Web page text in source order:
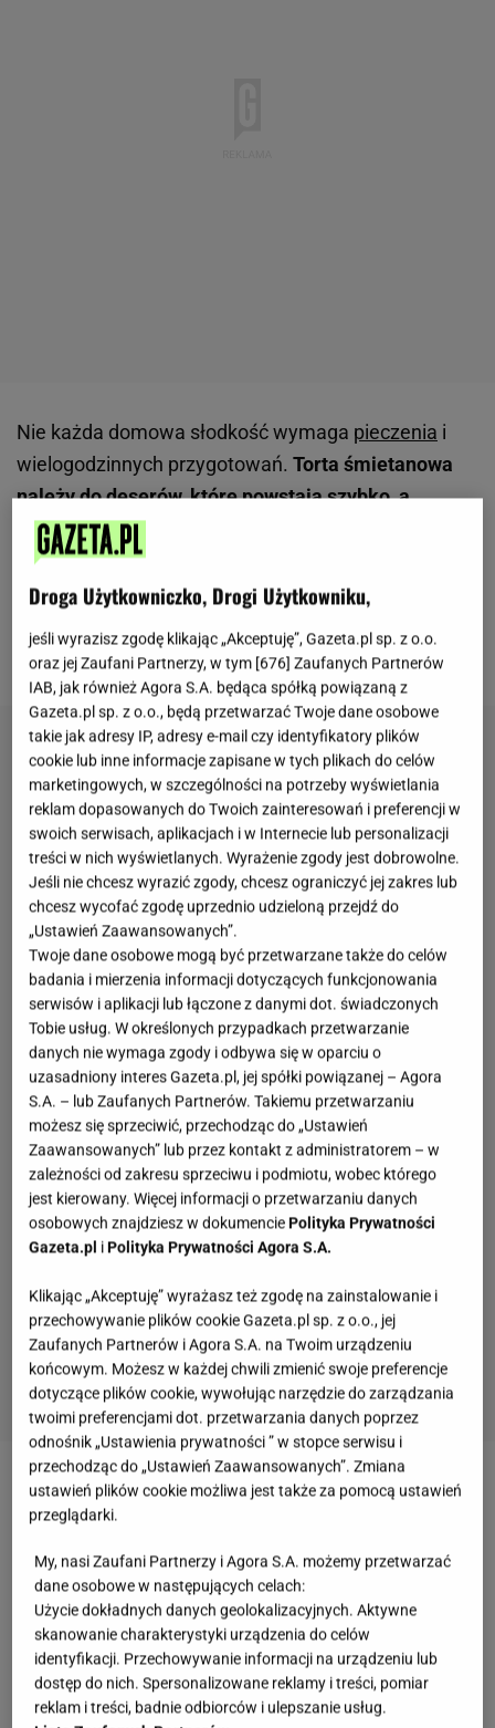
Nie każda domowa słodkość wymaga pieczenia i
wielogodzinnych przygotowań. Torta śmietanowa
należy do deserów, które powstają szybko, a
większość pracy wykonuje chłodzenie w lodówce.
Połączenie kwaśnej śmietany, biszkoptów i owoców
tworzy lekką kompozycję, która sprawdza się
spotkań.
Zobacz wideoCo na grilla? Proponujemy rybę,
ziemniaki z boczkiem oraz słodki deser
Przepis na coś słodkiego z niczego. Ten deser
zachwyca prostotą
Deserybez pieczenia są chętnie wybierane wtedy,
gdy zależy nam na szybkim przygotowaniu czegoś
Droga Użytkowniczko, Drogi Użytkowniku,
jeśli wyrazisz zgodę klikając „Akceptuję”, Gazeta.pl sp. z o.o.
oraz jej Zaufani Partnerzy, w tym [676] Zaufanych Partnerów
IAB, jak również Agora S.A. będąca spółką powiązaną z
Gazeta.pl sp. z o.o., będą przetwarzać Twoje dane osobowe
takie jak adresy IP, adresy e-mail czy identyfikatory plików
cookie lub inne informacje zapisane w tych plikach do celów
marketingowych, w szczególności na potrzeby wyświetlania
reklam dopasowanych do Twoich zainteresowań i preferencji w
swoich serwisach, aplikacjach i w Internecie lub personalizacji
treści w nich wyświetlanych. Wyrażenie zgody jest dobrowolne.
Jeśli nie chcesz wyrazić zgody, chcesz ograniczyć jej zakres lub
chcesz wycofać zgodę uprzednio udzieloną przejdź do
„Ustawień Zaawansowanych”.
Twoje dane osobowe mogą być przetwarzane także do celów
badania i mierzenia informacji dotyczących funkcjonowania
serwisów i aplikacji lub łączone z danymi dot. świadczonych
Tobie usług. W określonych przypadkach przetwarzanie
danych nie wymaga zgody i odbywa się w oparciu o
uzasadniony interes Gazeta.pl, jej spółki powiązanej – Agora
S.A. – lub Zaufanych Partnerów. Takiemu przetwarzaniu
możesz się sprzeciwić, przechodząc do „Ustawień
Zaawansowanych” lub przez kontakt z administratorem – w
zależności od zakresu sprzeciwu i podmiotu, wobec którego
jest kierowany. Więcej informacji o przetwarzaniu danych
osobowych znajdziesz w dokumenciePolityka Prywatności
Gazeta.pl iPolityka Prywatności Agora S.A.
Klikając „Akceptuję” wyrażasz też zgodę na zainstalowanie i
przechowywanie plików cookie Gazeta.pl sp. z o.o., jej
Zaufanych Partnerów i Agora S.A. na Twoim urządzeniu
końcowym. Możesz w każdej chwili zmienić swoje preferencje
dotyczące plików cookie, wywołując narzędzie do zarządzania
twoimi preferencjami dot. przetwarzania danych poprzez
odnośnik „Ustawienia prywatności ” w stopce serwisu i
przechodząc do „Ustawień Zaawansowanych”. Zmiana
ustawień plików cookie możliwa jest także za pomocą ustawień
przeglądarki.
My, nasi Zaufani Partnerzy i Agora S.A. możemy przetwarzać
dane osobowe w następujących celach:
Użycie dokładnych danych geolokalizacyjnych. Aktywne
skanowanie charakterystyki urządzenia do celów
identyfikacji. Przechowywanie informacji na urządzeniu lub
dostęp do nich. Spersonalizowane reklamy i treści, pomiar
reklam i treści, badnie odbiorców i ulepszanie usług.